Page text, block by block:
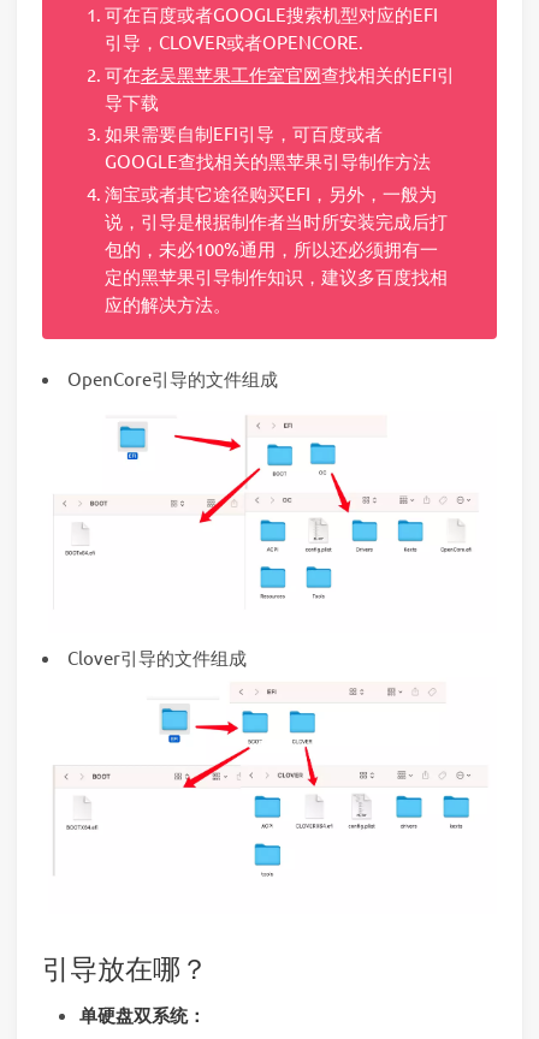
可在百度或者GOOGLE搜索机型对应的EFI
引导，CLOVER或者OPENCORE.
可在老吴黑苹果工作室官网查找相关的EFI引
导下载
如果需要自制EFI引导，可百度或者
GOOGLE查找相关的黑苹果引导制作方法
淘宝或者其它途径购买EFI，另外，一般为
说，引导是根据制作者当时所安装完成后打
包的，未必100%通用，所以还必须拥有一
定的黑苹果引导制作知识，建议多百度找相
应的解决方法。
OpenCore引导的文件组成
Clover引导的文件组成
引导放在哪？
单硬盘双系统：